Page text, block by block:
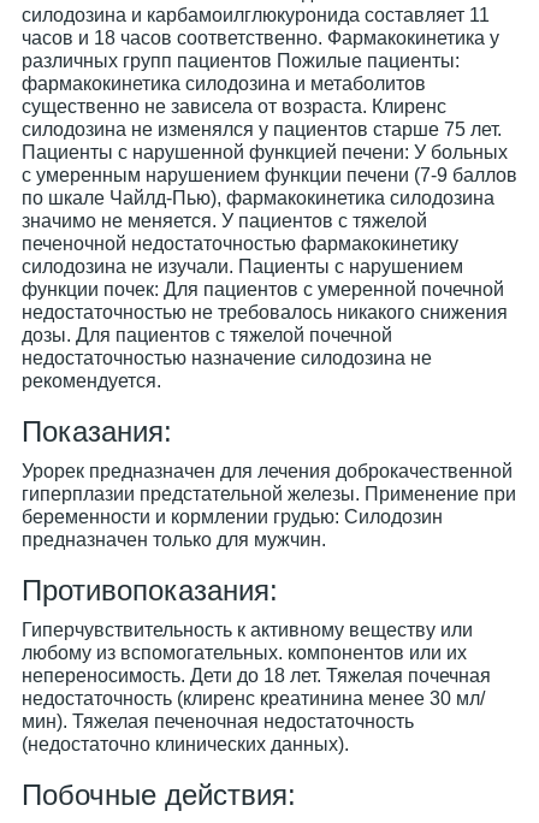
силодозина и карбамоилглюкуронида составляет 11
часов и 18 часов соответственно. Фармакокинетика у
различных групп пациентов Пожилые пациенты:
фармакокинетика силодозина и метаболитов
существенно не зависела от возраста. Клиренс
силодозина не изменялся у пациентов старше 75 лет.
Пациенты с нарушенной функцией печени: У больных
с умеренным нарушением функции печени (7-9 баллов
по шкале Чайлд-Пью), фармакокинетика силодозина
значимо не меняется. У пациентов с тяжелой
печеночной недостаточностью фармакокинетику
силодозина не изучали. Пациенты с нарушением
функции почек: Для пациентов с умеренной почечной
недостаточностью не требовалось никакого снижения
дозы. Для пациентов с тяжелой почечной
недостаточностью назначение силодозина не
рекомендуется.
Показания:
Урорек предназначен для лечения доброкачественной
гиперплазии предстательной железы. Применение при
беременности и кормлении грудью: Силодозин
предназначен только для мужчин.
Противопоказания:
Гиперчувствительность к активному веществу или
любому из вспомогательных. компонентов или их
непереносимость. Дети до 18 лет. Тяжелая почечная
недостаточность (клиренс креатинина менее 30 мл/
мин). Тяжелая печеночная недостаточность
(недостаточно клинических данных).
Побочные действия: